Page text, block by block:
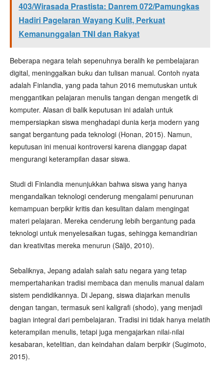
403/Wirasada Prastista: Danrem 072/Pamungkas
Hadiri Pagelaran Wayang Kulit, Perkuat
Kemanunggalan TNI dan Rakyat
Beberapa negara telah sepenuhnya beralih ke pembelajaran
digital, meninggalkan buku dan tulisan manual. Contoh nyata
adalah Finlandia, yang pada tahun 2016 memutuskan untuk
menggantikan pelajaran menulis tangan dengan mengetik di
komputer. Alasan di balik keputusan ini adalah untuk
mempersiapkan siswa menghadapi dunia kerja modern yang
sangat bergantung pada teknologi (Honan, 2015). Namun,
keputusan ini menuai kontroversi karena dianggap dapat
mengurangi keterampilan dasar siswa.
Studi di Finlandia menunjukkan bahwa siswa yang hanya
mengandalkan teknologi cenderung mengalami penurunan
kemampuan berpikir kritis dan kesulitan dalam mengingat
materi pelajaran. Mereka cenderung lebih bergantung pada
teknologi untuk menyelesaikan tugas, sehingga kemandirian
dan kreativitas mereka menurun (Säljö, 2010).
Sebaliknya, Jepang adalah salah satu negara yang tetap
mempertahankan tradisi membaca dan menulis manual dalam
sistem pendidikannya. Di Jepang, siswa diajarkan menulis
dengan tangan, termasuk seni kaligrafi (shodo), yang menjadi
bagian integral dari pembelajaran. Tradisi ini tidak hanya melatih
keterampilan menulis, tetapi juga mengajarkan nilai-nilai
kesabaran, ketelitian, dan keindahan dalam berpikir (Sugimoto,
2015).